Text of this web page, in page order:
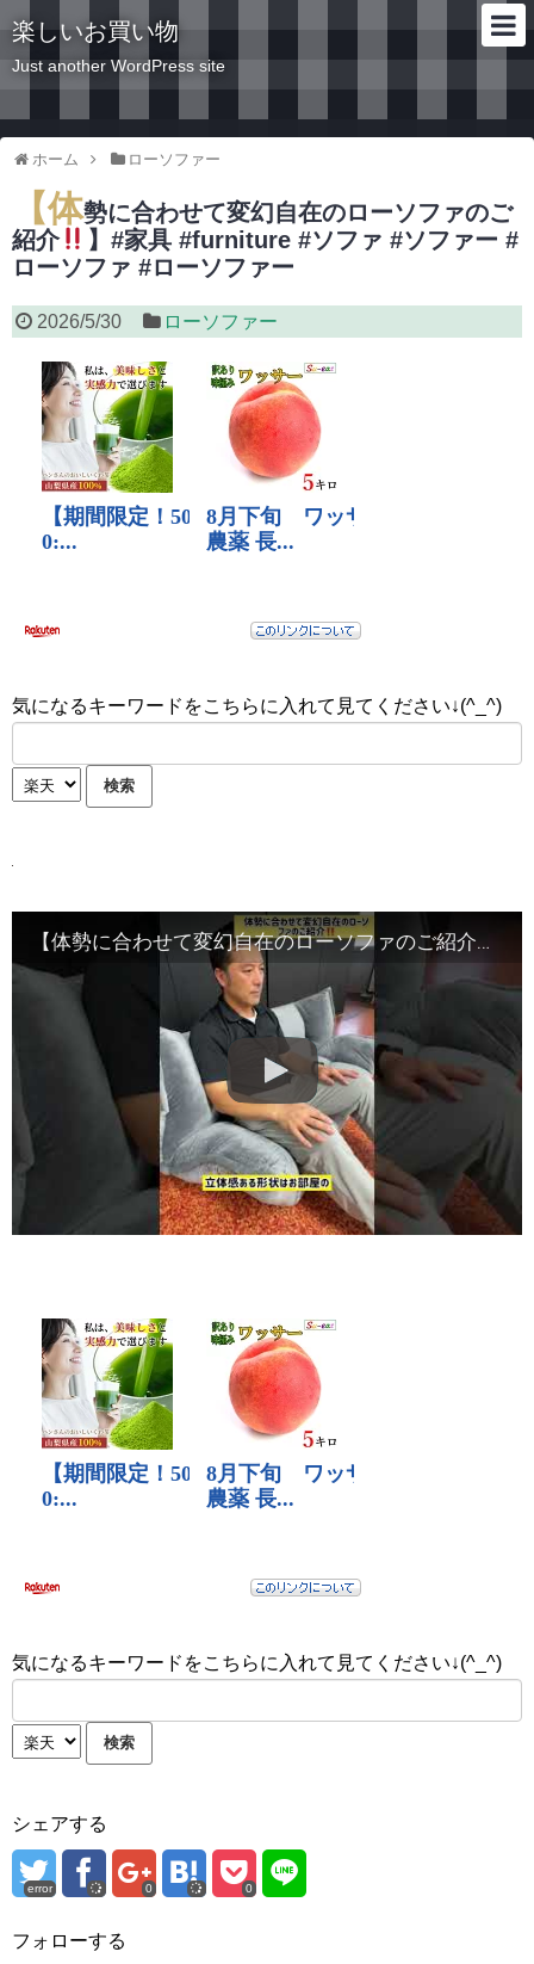
楽しいお買い物
Just another WordPress site
ホーム ローソファー
【体勢に合わせて変幻自在のローソファのご
紹介
】#家具 #furniture #ソファ #ソファー #
ローソファ #ローソファー
2026/5/30 ローソファー
気になるキーワードをこちらに入れて見てください↓(^_^)
【体勢に合わせて変幻自在のローソファのご紹介
気になるキーワードをこちらに入れて見てください↓(^_^)
シェアする
error 0 0
フォローする